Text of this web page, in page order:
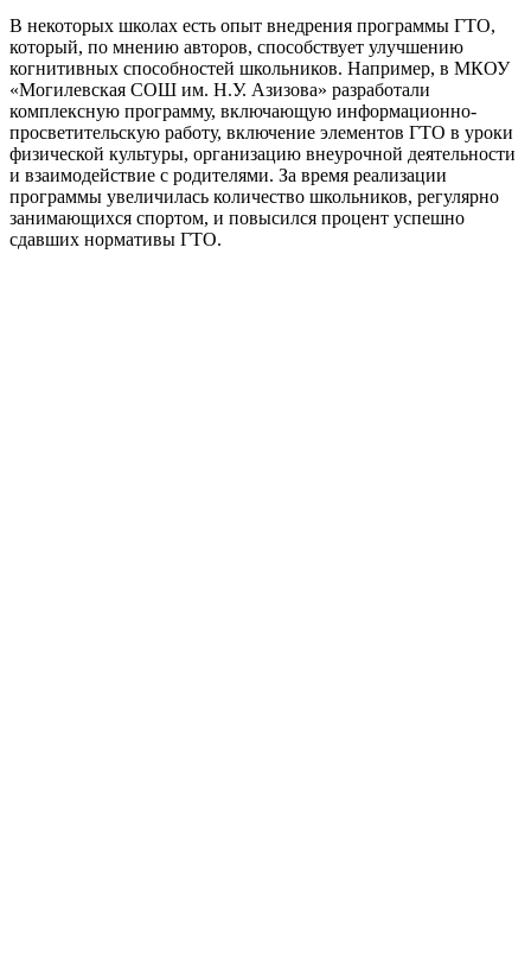
В некоторых школах есть опыт внедрения программы ГТО,
который, по мнению авторов, способствует улучшению
когнитивных способностей школьников. Например, в МКОУ
«Могилевская СОШ им. Н.У. Азизова» разработали
комплексную программу, включающую информационно-
просветительскую работу, включение элементов ГТО в уроки
физической культуры, организацию внеурочной деятельности
и взаимодействие с родителями. За время реализации
программы увеличилась количество школьников, регулярно
занимающихся спортом, и повысился процент успешно
сдавших нормативы ГТО.